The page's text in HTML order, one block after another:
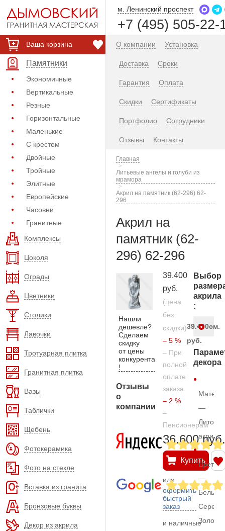
Ваша корзина
Памятники
Экономичные
Вертикальные
Резные
Горизонтальные
Маленькие
С крестом
Двойные
Тройные
Элитные
Европейские
Часовни
Гранитные
Комплексы
Цоколя
Ограды
Цветники
Столики
Лавочки
Тротуарная плитка
Гранитная плитка
Вазы
Таблички
Щебень
Фотокерамика
Фото на стекле
Вставка из гранита
Бронзовые буквы
Декор из акрила
м. Ленинский проспект
+7 (495) 505-22-
О компании Установка
Доставка Сроки
Гарантия Оплата
Скидки Сертификаты
Портфолио Сотрудники
Отзывы Контакты
Главная
Литьевые ангелы и голуби из
мрамора
Акрил на памятник (62-296) 62-
296
Акрил на
памятник (62-
296) 62-296
Нашли
дешевле?
Сделаем
скидку
от цены
конкурента
!
Отзывы
о
компании
39.400
руб.
(цена
без
скидки)
– 5 %
– При
полной
оплате
заказа
– 2 %
–
Пенсионерам
36.600 руб.
Купить
или
оформить
быстрый
заказ
и наличные
Выбор
акрила
:
39.400
руб.
см.
декора
—
Литой
акрил
Цвет
—
Белый,
Золото